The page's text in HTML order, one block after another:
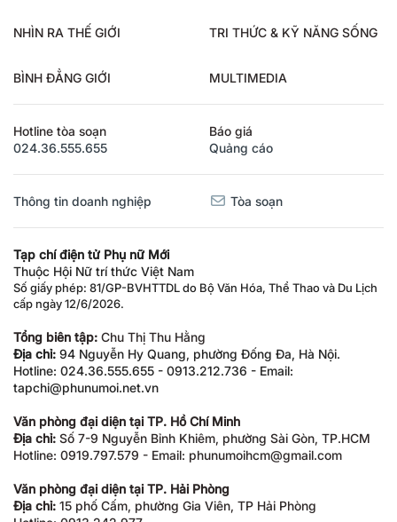
NHÌN RA THẾ GIỚI TRI THỨC & KỸ NĂNG SỐNG
BÌNH ĐẲNG GIỚI MULTIMEDIA
Hotline tòa soạn
024.36.555.655
Báo giá
Quảng cáo
Thông tin doanh nghiệp Tòa soạn
Tạp chí điện tử Phụ nữ Mới
Thuộc Hội Nữ trí thức Việt Nam
Số giấy phép: 81/GP-BVHTTDL do Bộ Văn Hóa, Thể Thao và Du Lịch
cấp ngày 12/6/2026.
Tổng biên tập: Chu Thị Thu Hằng
Địa chỉ: 94 Nguyễn Hy Quang, phường Đống Đa, Hà Nội.
Hotline: 024.36.555.655 - 0913.212.736 - Email:
tapchi@phunumoi.net.vn
Văn phòng đại diện tại TP. Hồ Chí Minh
Địa chỉ: Số 7-9 Nguyễn Bỉnh Khiêm, phường Sài Gòn, TP.HCM
Hotline: 0919.797.579 - Email: phunumoihcm@gmail.com
Văn phòng đại diện tại TP. Hải Phòng
Địa chỉ: 15 phố Cấm, phường Gia Viên, TP Hải Phòng